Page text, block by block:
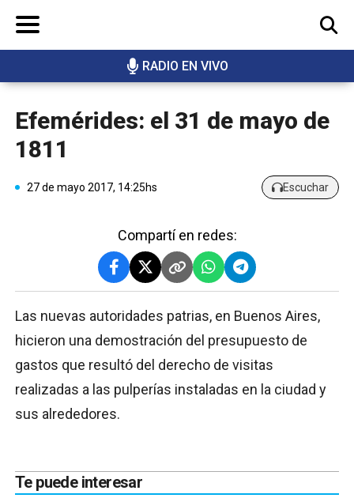
RADIO EN VIVO
BUSCAR
Efemérides: el 31 de mayo de
1811
27 de mayo 2017, 14:25hs Escuchar
Compartí en redes:
Las nuevas autoridades patrias, en Buenos Aires,
hicieron una demostración del presupuesto de
gastos que resultó del derecho de visitas
realizadas a las pulperías instaladas en la ciudad y
sus alrededores.
Te puede interesar